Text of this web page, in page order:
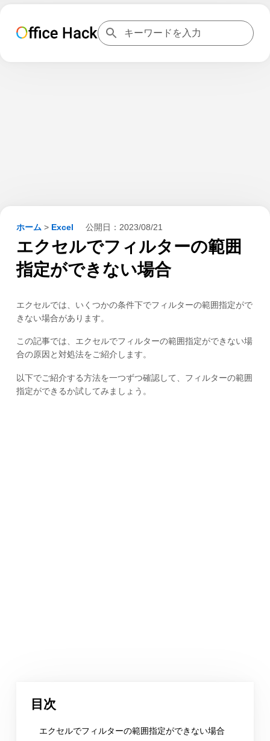
ホーム > Excel 公開日： 2023/08/21
エクセルでフィルターの範囲
指定ができない場合
エクセルでは、いくつかの条件下でフィルターの範囲指定がで
きない場合があります。
この記事では、エクセルでフィルターの範囲指定ができない場
合の原因と対処法をご紹介します。
以下でご紹介する方法を一つずつ確認して、フィルターの範囲
指定ができるか試してみましょう。
目次
エクセルでフィルターの範囲指定ができない場合